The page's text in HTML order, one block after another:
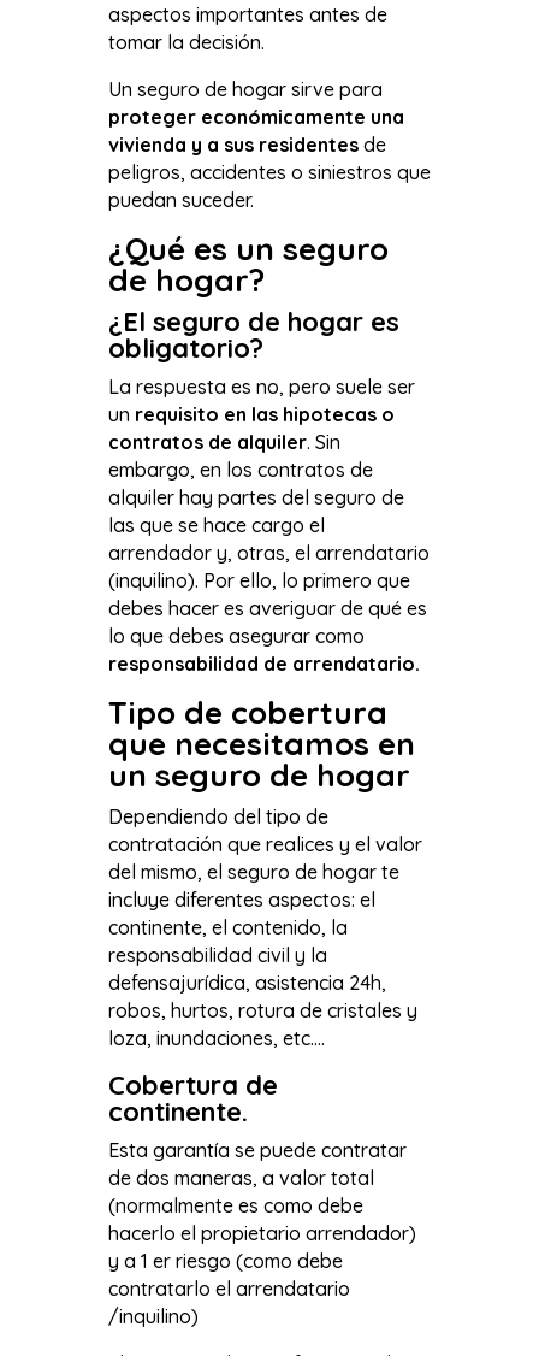
aspectos importantes antes de
tomar la decisión.
Un seguro de hogar sirve para
proteger económicamente una
vivienda y a sus residentes de
peligros, accidentes o siniestros que
puedan suceder.
¿Qué es un seguro
de hogar?
¿El seguro de hogar es
obligatorio?
La respuesta es no, pero suele ser
un requisito en las hipotecas o
contratos de alquiler. Sin
embargo, en los contratos de
alquiler hay partes del seguro de
las que se hace cargo el
arrendador y, otras, el arrendatario
(inquilino). Por ello, lo primero que
debes hacer es averiguar de qué es
lo que debes asegurar como
responsabilidad de arrendatario.
Tipo de cobertura
que necesitamos en
un seguro de hogar
Dependiendo del tipo de
contratación que realices y el valor
del mismo, el seguro de hogar te
incluye diferentes aspectos: el
continente, el contenido, la
responsabilidad civil y la
defensajurídica, asistencia 24h,
robos, hurtos, rotura de cristales y
loza, inundaciones, etc.…
Cobertura de
continente.
Esta garantía se puede contratar
de dos maneras, a valor total
(normalmente es como debe
hacerlo el propietario arrendador)
y a 1 er riesgo (como debe
contratarlo el arrendatario
/inquilino)